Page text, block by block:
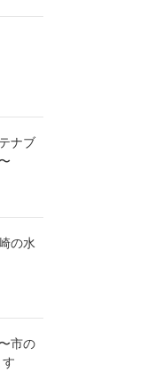
ナブ
の水
市の